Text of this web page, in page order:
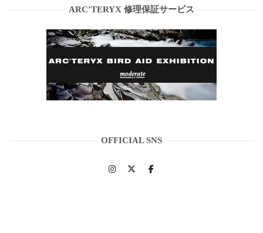
ARC’TERYX 修理保証サービス
OFFICIAL SNS